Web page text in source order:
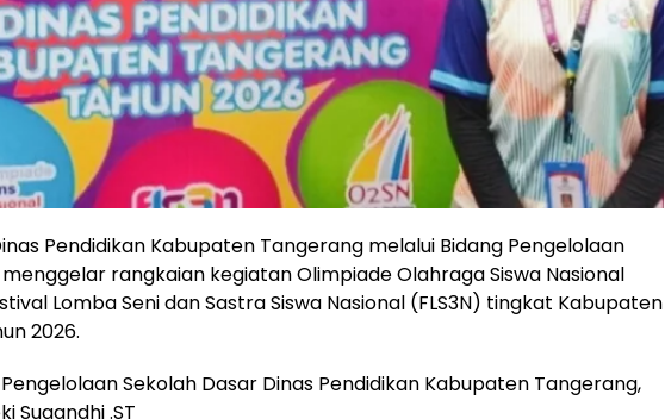
Pendidikan Kabupaten Tangerang melalui Bidang Pengelolaan
rangkaian kegiatan Olimpiade Olahraga Siswa Nasional
Lomba Seni dan Sastra Siswa Nasional (FLS3N) tingkat Kabupaten
2026.
Sekolah Dasar Dinas Pendidikan Kabupaten Tangerang,
Sugandhi .ST